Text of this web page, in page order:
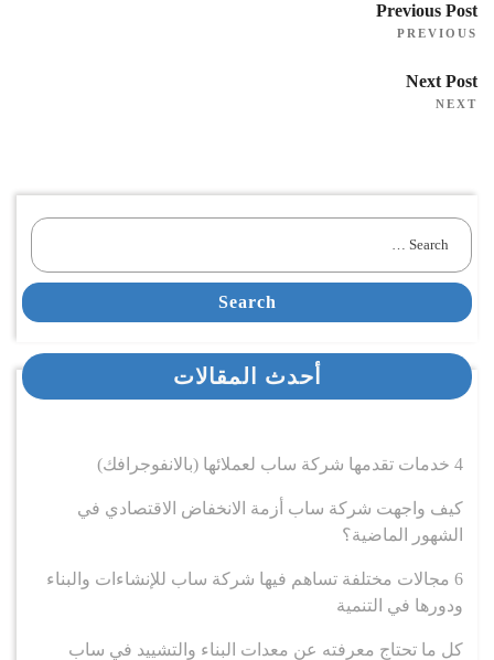
Previous Post
PREVIOUS
Next Post
NEXT
Search
أحدث المقالات
4 خدمات تقدمها شركة ساب لعملائها (بالانفوجرافك)
كيف واجهت شركة ساب أزمة الانخفاض الاقتصادي في
الشهور الماضية؟
6 مجالات مختلفة تساهم فيها شركة ساب للإنشاءات والبناء
ودورها في التنمية
كل ما تحتاج معرفته عن معدات البناء والتشييد في ساب